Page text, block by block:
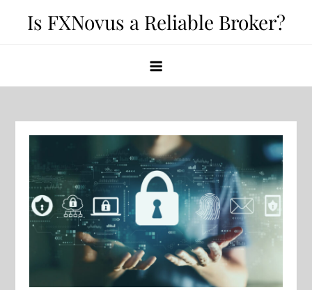
Is FXNovus a Reliable Broker?